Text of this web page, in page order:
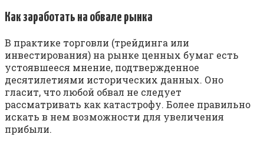
Как заработать на обвале рынка
В практике торговли (трейдинга или
инвестирования) на рынке ценных бумаг есть
устоявшееся мнение, подтвержденное
десятилетиями исторических данных. Оно
гласит, что любой обвал не следует
рассматривать как катастрофу. Более правильно
искать в нем возможности для увеличения
прибыли.